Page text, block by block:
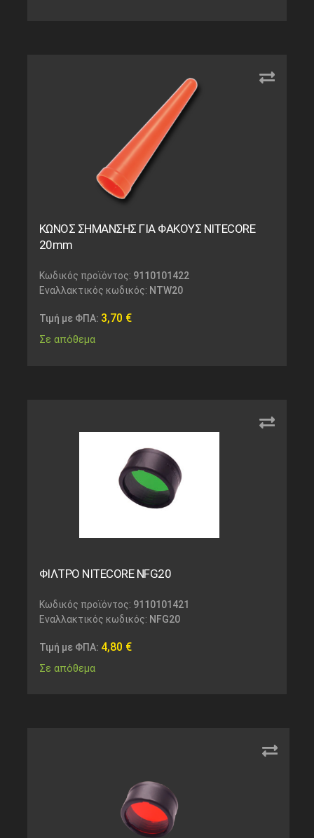
ΚΩΝΟΣ ΣΗΜΑΝΣΗΣ ΓΙΑ ΦΑΚΟΥΣ NITECORE
20mm
Κωδικός προϊόντος: 9110101422
Εναλλακτικός κωδικός: NTW20
Τιμή με ΦΠΑ: 3,70 €
Σε απόθεμα
ΦΙΛΤΡΟ NITECORE NFG20
Κωδικός προϊόντος: 9110101421
Εναλλακτικός κωδικός: NFG20
Τιμή με ΦΠΑ: 4,80 €
Σε απόθεμα